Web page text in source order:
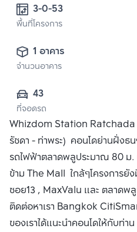
พื้นที่โครงการ
1 อาคาร
จำนวนอาคาร
43
ที่จอดรถ
Whizdom Station Ratchada
รัชดา - ท่าพระ) คอนโดย่านฝั่งธน
รถไฟฟ้าตลาดพลูประมาณ 80 ม.
ข้าม The Mall ใกล้ๆโครงการยัง
ซอย13 , MaxValu และ ตลาดพลู
ติดต่อหาเรา Bangkok
ของเราได้แนะนำคอนโดให้กับท่าน